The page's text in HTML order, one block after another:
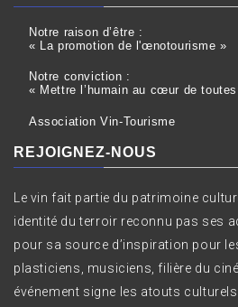
Notre raison d’être :
« La promotion de l'œnotourisme »
Notre conviction :
« Mettre l’humain au cœur de
Association Vin-Tourisme
REJOIGNEZ-NOUS
Le vin fait partie du patrimoine
identité du terroir reconnu pas ses
pour sa source d’inspiration pour
plasticiens, musiciens, filière du
événement signe les atouts